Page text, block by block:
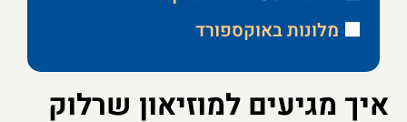
🟩 מלונות באוקספורד
איך מגיעים למוזיאון שרלוק